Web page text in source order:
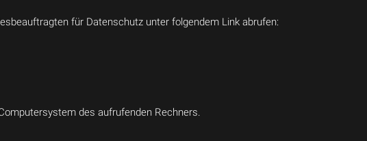
für Datenschutz unter folgendem Link abrufen:
des aufrufenden Rechners.